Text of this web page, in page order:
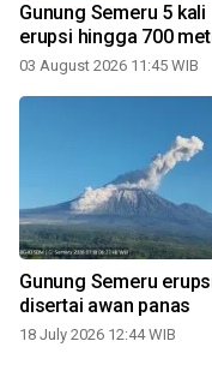
Gunung Semeru 5 kali
erupsi hingga 700
03 August 2026 11:45 WIB
Gunung Semeru
disertai awan panas
18 July 2026 12:44 WIB